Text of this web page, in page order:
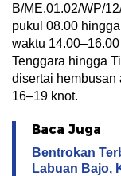
B/ME.01.02/WP/
pukul 08.00
waktu
Tenggara hingga
disertai hembusan
16–19 knot.
Baca Juga
Bentrokan
Labuan Bajo,